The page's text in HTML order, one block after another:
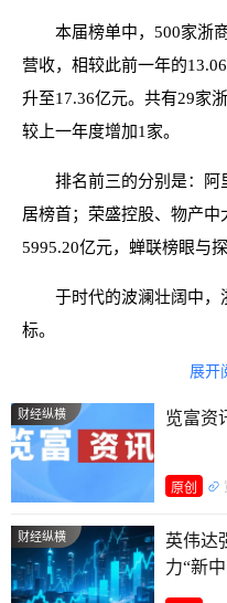
本届榜单中，500家浙
营收，相较此前一年的
升至17.36亿元。共有29家
较上一年度增加1家。
排名前三的分别是：阿
居榜首；荣盛控股、物产中
5995.20亿元，蝉联榜眼与探
于时代的波澜壮阔中，
标。
他们有把握机遇的敏
拘泥于世俗的创新；他们不
一种具有时代特征和中国特
济发展的道路上，他们正重
展开
财经纵横 览富资
原创
财经纵横
英伟达
力“新